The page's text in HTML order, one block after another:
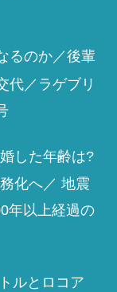
るのか／後輩
代／ラゲブリ
した年齢は?
化へ／ 地震
年以上経過の
ルとロコア